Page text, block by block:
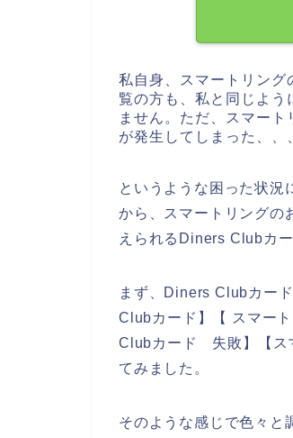
私自身、スマートリング
覧の方も、私と同じよ
ません。ただ、スマー
が発生してしまった、、
というような困った状況
から、スマートリングの
えられるDiners Clubカ
まず、Diners Clubカー
Clubカード】【 スマー
Clubカード 失敗】【ス
てみました。
そのような感じで色々